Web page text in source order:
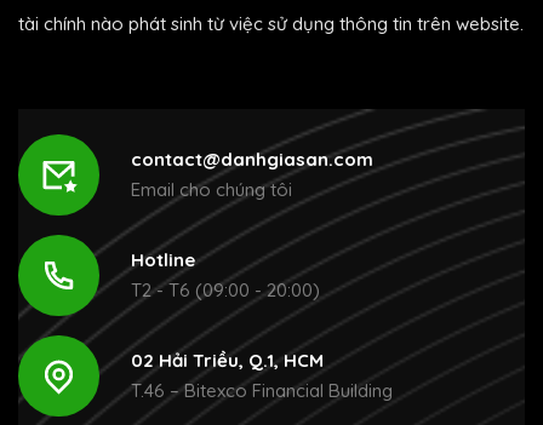
tài chính nào phát sinh từ việc sử dụng thông tin trên website.
contact@danhgiasan.com
Email cho chúng tôi
Hotline
T2 - T6 (09:00 - 20:00)
02 Hải Triều, Q.1, HCM
T.46 – Bitexco Financial Building